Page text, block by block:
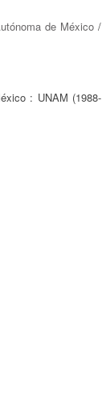
de México/
: UNAM (1988-